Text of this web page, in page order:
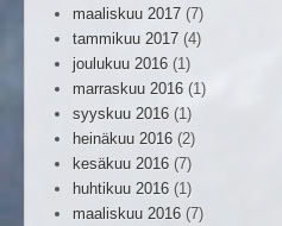
maaliskuu 2017 (7)
tammikuu 2017 (4)
joulukuu 2016 (1)
marraskuu 2016 (1)
syyskuu 2016 (1)
heinäkuu 2016 (2)
kesäkuu 2016 (7)
huhtikuu 2016 (1)
maaliskuu 2016 (7)